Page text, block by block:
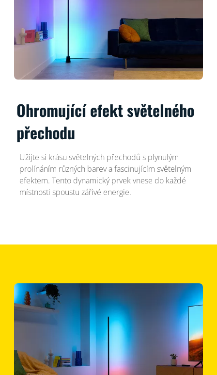
Ohromující efekt světelného
přechodu
Užijte si krásu světelných přechodů s plynulým
prolínáním různých barev a fascinujícím světelným
efektem. Tento dynamický prvek vnese do každé
místnosti spoustu zářivé energie.